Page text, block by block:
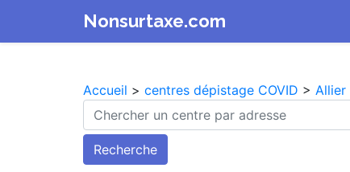
Nonsurtaxe.com
Accueil > centres dépistage COVID > Allier
Recherche